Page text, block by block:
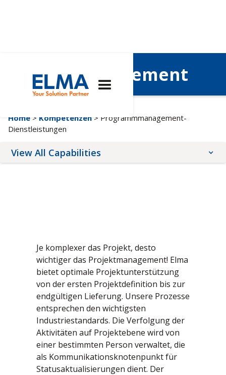
Projektmanagement
Home > Kompetenzen > Programmmanagement-
Dienstleistungen
View All Capabilities
CompactPCI Serial
OpenVPX - VITA 65
VME / VM64x
Maßgeschneiderte
Lösungen
Produktlebenszyklus
Projektmanagement
Qualitätsmanagement
Systemintegration
Test & Qualifikation
Je komplexer das Projekt, desto
wichtiger das Projektmanagement! Elma
bietet optimale Projektunterstützung
von der ersten Projektdefinition bis zur
endgültigen Lieferung. Unsere Prozesse
entsprechen den wichtigsten
Industriestandards. Die Verfolgung der
Aktivitäten auf Projektebene wird von
einer bestimmten Person verwaltet, die
als Kommunikationsknotenpunkt für
Statusaktualisierungen dient. Der